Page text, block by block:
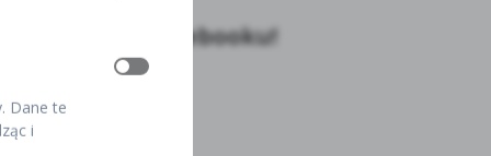
nas na Facebooku!
Dane te
i